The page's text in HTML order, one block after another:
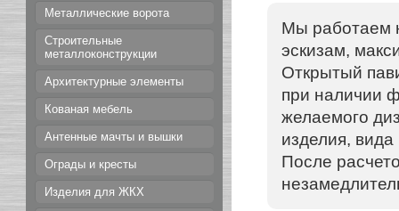
Металлические ворота
Строительные
металлоконструкции
Архитектурные элементы
Кованая мебель
Антенные мачты и вышки
Ограды и кресты
Изделия для ЖКХ
Мы работаем
эскизам,
Открытый
при наличии
желаемого
изделия,
После